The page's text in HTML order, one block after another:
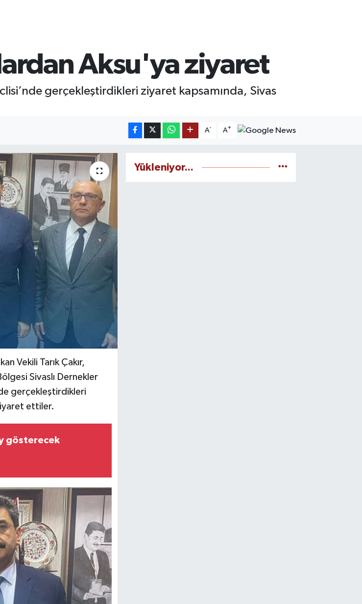
Aksu'ya ziyaret
gerçekleştirdikleri ziyaret kapsamında, Sivas
A- A+
Vekili Tarık Çakır,
Sivaslı Dernekler
gerçekleştirdikleri
ettiler.
gösterecek
Yükleniyor...